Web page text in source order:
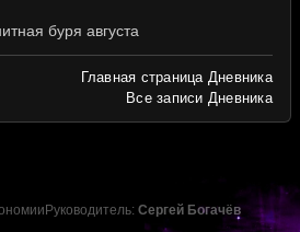
буря августа
Главная страница Дневника
Все записи Дневника
Руководитель: Сергей Богачёв